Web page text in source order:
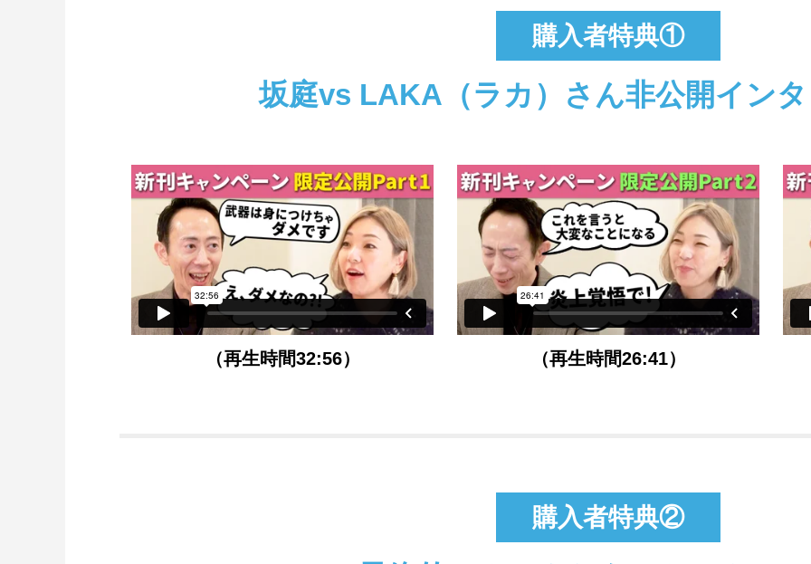
購入者特典①
坂庭vs LAKA（ラカ）さん非公開イン
（再生時間32:56） （再生時間26:41）
購入者特典②